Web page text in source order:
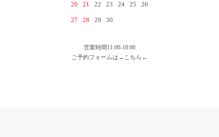
20 21 22 23 24 25 26
27 28 29 30
営業時間11:00-18:00
ご予約フォームは→ こちら ←